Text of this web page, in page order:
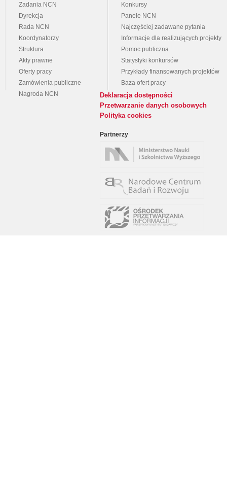
Zadania NCN
Dyrekcja
Rada NCN
Koordynatorzy
Struktura
Akty prawne
Oferty pracy
Zamówienia publiczne
Nagroda NCN
Konkursy
Panele NCN
Najczęściej zadawane pytania
Informacje dla realizujących projekty
Pomoc publiczna
Statystyki konkursów
Przykłady finansowanych projektów
Baza ofert pracy
Deklaracja dostępności
Przetwarzanie danych osobowych
Polityka cookies
Partnerzy